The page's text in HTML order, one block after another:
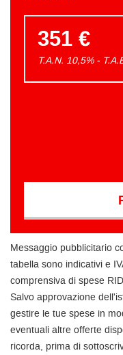
351 €
T.A.N. 10,5% -
Contattaci
Messaggio pubblicitario
tabella sono indicativi e
comprensiva di spese
Salvo approvazione
gestire le tue spese in
eventuali altre offerte
ricorda, prima di